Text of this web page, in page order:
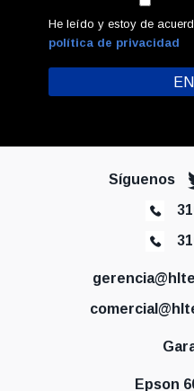
He leído y estoy de
política de privacidad
Síguenos
Epson